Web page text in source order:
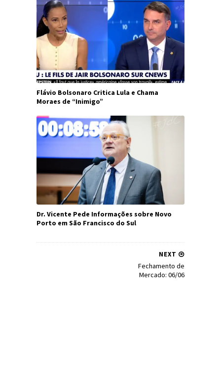
Flávio Bolsonaro Critica Lula e Chama
Moraes de “Inimigo”
Dr. Vicente Pede Informações sobre Novo
Porto em São Francisco do Sul
NEXT
Fechamento de
Mercado: 06/06